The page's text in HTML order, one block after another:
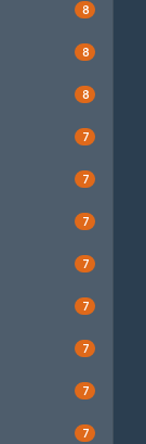
8
8
8
7
7
7
7
7
7
7
7